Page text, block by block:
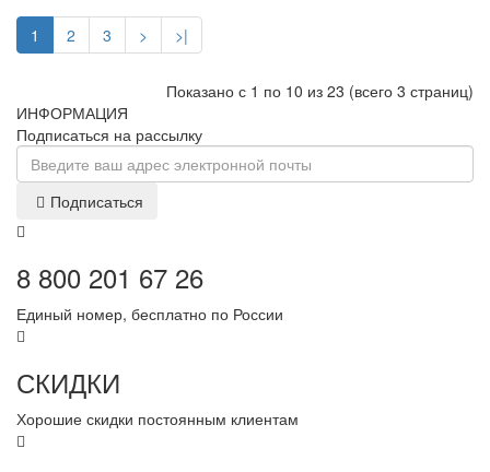
1 2 3 > >|
Показано с 1 по 10 из 23 (всего 3 страниц)
ИНФОРМАЦИЯ
Подписаться на рассылку
Подписаться
8 800 201 67 26
Единый номер, бесплатно по России
СКИДКИ
Хорошие скидки постоянным клиентам